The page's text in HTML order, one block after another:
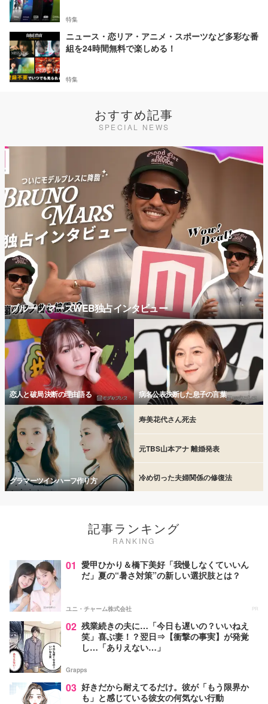
特集
ニュース・恋リア・アニメ・スポーツなど多彩な番
組を24時間無料で楽しめる！
特集
おすすめ記事
SPECIAL NEWS
ブルーノマーズWEB独占インタビュー
恋人と破局 決断の理由語る 病名公表決断した息子の言葉
グラマーツインハーフ作り方
寿美花代さん死去
元TBS山本アナ 離婚発表
冷め切った夫婦関係の修復法
記事ランキング
RANKING
01 愛甲ひかり＆橋下美好「我慢しなくていいん
だ」夏の“暑さ対策”の新しい選択肢とは？
ユニ・チャーム株式会社 PR
02 残業続きの夫に…「今日も遅いの？いいねえ
笑」喜ぶ妻！？翌日⇒【衝撃の事実】が発覚
し…「ありえない…」
Grapps
03 好きだから耐えてるだけ。彼が「もう限界か
も」と感じている彼女の何気ない行動